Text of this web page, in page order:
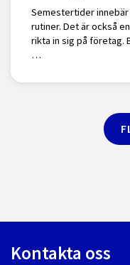
Semestertider innebär
rutiner. Det är också
rikta in sig på företag.
…
Kontakta oss